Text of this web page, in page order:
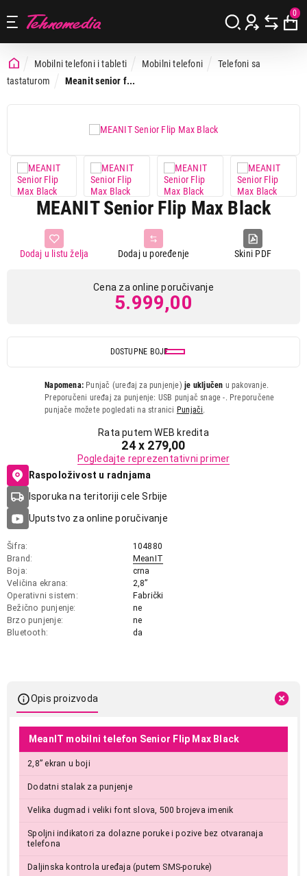
0
Mobilni telefoni i tableti Mobilni telefoni
Telefoni sa
tastaturom
Meanit senior f...
MEANIT Senior Flip Max Black
Skini PDF
Dodaj u poređenje
Dodaj u listu želja
Cena za online poručivanje
5.999,00
DOSTUPNE BOJE
Napomena: Punjač (uređaj za punjenje)je uključen u pakovanje.
Preporučeni uređaj za punjenje: USB punjač snage -. Preporučene
punjače možete pogledati na stranici Punjači.
Rata putem WEB kredita
24 x 279,00
Pogledajte reprezentativni primer
Raspoloživost u radnjama
Isporuka na teritoriji cele Srbije
Uputstvo za online poručivanje
Šifra
104880
Brand
MeanIT
Boja
crna
Veličina ekrana
2,8”
Operativni sistem
Fabrički
Bežično punjenje
ne
Brzo punjenje
ne
Bluetooth
da
Opis proizvoda
MeanIT mobilni telefon Senior Flip Max Black
2,8” ekran u boji
Dodatni stalak za punjenje
Velika dugmad i veliki font slova, 500 brojeva imenik
Spoljni indikatori za dolazne poruke i pozive bez otvaranaja
telefona
Daljinska kontrola uređaja (putem SMS-poruke)